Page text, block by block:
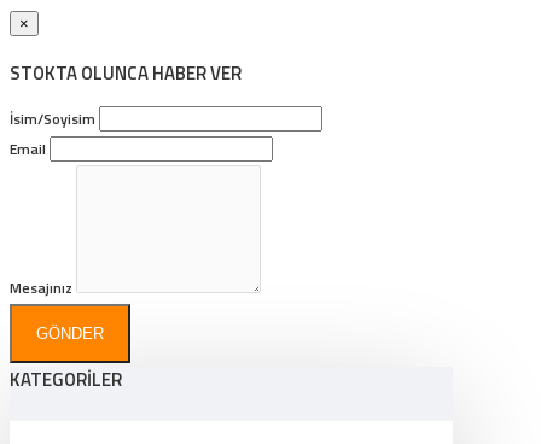
×
STOKTA OLUNCA HABER VER
İsim/Soyisim
Email
Mesajınız
GÖNDER
KATEGORİLER